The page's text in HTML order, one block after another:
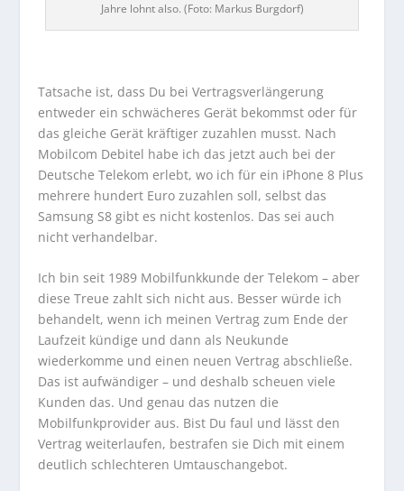
Jahre lohnt also. (Foto: Markus Burgdorf)
Tatsache ist, dass Du bei Vertragsverlängerung
entweder ein schwächeres Gerät bekommst oder für
das gleiche Gerät kräftiger zuzahlen musst. Nach
Mobilcom Debitel habe ich das jetzt auch bei der
Deutsche Telekom erlebt, wo ich für ein iPhone 8 Plus
mehrere hundert Euro zuzahlen soll, selbst das
Samsung S8 gibt es nicht kostenlos. Das sei auch
nicht verhandelbar.
Ich bin seit 1989 Mobilfunkkunde der Telekom – aber
diese Treue zahlt sich nicht aus. Besser würde ich
behandelt, wenn ich meinen Vertrag zum Ende der
Laufzeit kündige und dann als Neukunde
wiederkomme und einen neuen Vertrag abschließe.
Das ist aufwändiger – und deshalb scheuen viele
Kunden das. Und genau das nutzen die
Mobilfunkprovider aus. Bist Du faul und lässt den
Vertrag weiterlaufen, bestrafen sie Dich mit einem
deutlich schlechteren Umtauschangebot.